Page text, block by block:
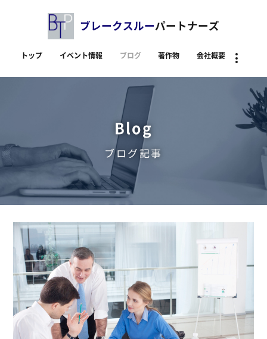
ブレークスルーパートナーズ
トップ イベント情報 ブログ 著作物 会社概要
Blog
ブログ記事